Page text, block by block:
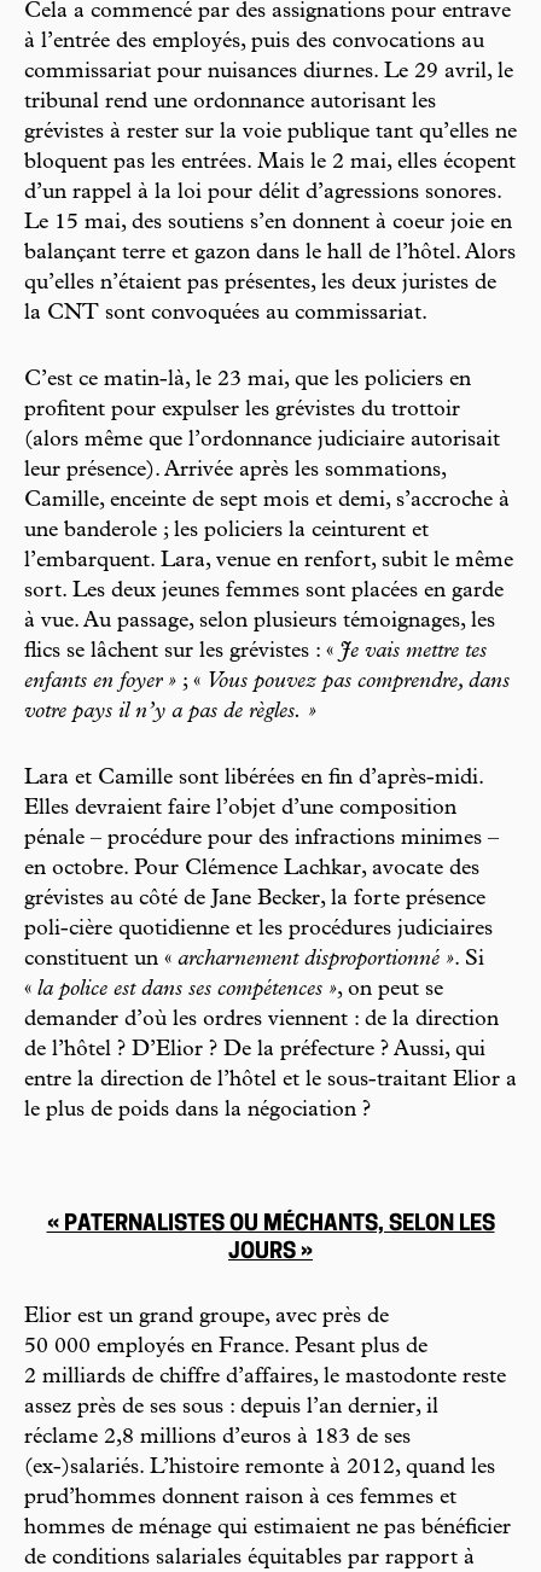
Cela a commencé par des assignations pour entrave
à l’entrée des employés, puis des convocations au
commissariat pour nuisances diurnes. Le 29 avril, le
tribunal rend une ordonnance autorisant les
grévistes à rester sur la voie publique tant qu’elles ne
bloquent pas les entrées. Mais le 2 mai, elles écopent
d’un rappel à la loi pour délit d’agressions sonores.
Le 15 mai, des soutiens s’en donnent à coeur joie en
balançant terre et gazon dans le hall de l’hôtel. Alors
qu’elles n’étaient pas présentes, les deux juristes de
la CNT sont convoquées au commissariat.
C’est ce matin-là, le 23 mai, que les policiers en
profitent pour expulser les grévistes du trottoir
(alors même que l’ordonnance judiciaire autorisait
leur présence). Arrivée après les sommations,
Camille, enceinte de sept mois et demi, s’accroche à
une banderole ; les policiers la ceinturent et
l’embarquent. Lara, venue en renfort, subit le même
sort. Les deux jeunes femmes sont placées en garde
à vue. Au passage, selon plusieurs témoignages, les
flics se lâchent sur les grévistes : « Je vais mettre tes
enfants en foyer » ; « Vous pouvez pas comprendre, dans
votre pays il n’y a pas de règles. »
Lara et Camille sont libérées en fin d’après-midi.
Elles devraient faire l’objet d’une composition
pénale – procédure pour des infractions minimes –
en octobre. Pour Clémence Lachkar, avocate des
grévistes au côté de Jane Becker, la forte présence
poli-cière quotidienne et les procédures judiciaires
constituent un « archarnement disproportionné ». Si
« la police est dans ses compétences », on peut se
demander d’où les ordres viennent : de la direction
de l’hôtel ? D’Elior ? De la préfecture ? Aussi, qui
entre la direction de l’hôtel et le sous-traitant Elior a
le plus de poids dans la négociation ?
« PATERNALISTES OU MÉCHANTS, SELON LES
JOURS »
Elior est un grand groupe, avec près de
50 000 employés en France. Pesant plus de
2 milliards de chiffre d’affaires, le mastodonte reste
assez près de ses sous : depuis l’an dernier, il
réclame 2,8 millions d’euros à 183 de ses
(ex-)salariés. L’histoire remonte à 2012, quand les
prud’hommes donnent raison à ces femmes et
hommes de ménage qui estimaient ne pas bénéficier
de conditions salariales équitables par rapport à